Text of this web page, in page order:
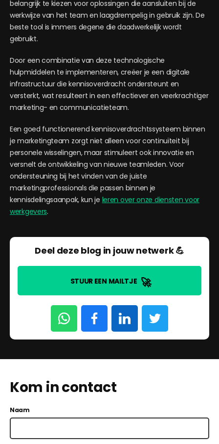
belangrijk te kiezen voor oplossingen die aansluiten bij de
werkwijze van het team en laagdrempelig in gebruik zijn. De
beste tool is immers degene die daadwerkelijk wordt
gebruikt.
Door een combinatie van deze technologische
hulpmiddelen te implementeren, creëer je een digitale
infrastructuur die kennisoverdracht ondersteunt en
versterkt, wat resulteert in een effectiever en veerkrachtiger
marketing- en communicatieteam.
Een goed functionerend kennisoverdrachtssysteem binnen
je marketingteam zorgt niet alleen voor continuïteit bij
personele wisselingen, maar stimuleert ook innovatie en
versnelt de ontwikkeling van nieuwe teamleden. Voor
ondersteuning bij het vinden van de juiste
marketingprofessionals die passen binnen je
kennisdelingsaanpak, kun je leren over onze diensten voor
werkgevers.
Deel deze blog in jouw netwerk 💪
STUUR EEN MAILTJE 🚀
Kom in contact
Naam